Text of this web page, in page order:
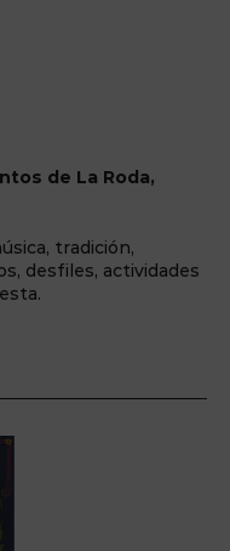
de La Roda,
tradición,
desfiles, actividades